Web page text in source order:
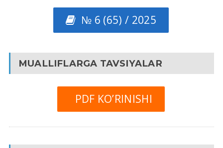
№ 6 (65) / 2025
MUALLIFLARGA TAVSIYALAR
PDF KO’RINISHI